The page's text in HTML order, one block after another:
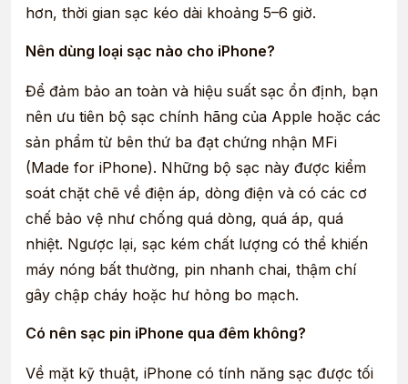
hơn, thời gian sạc kéo dài khoảng 5–6 giờ.
Nên dùng loại sạc nào cho iPhone?
Để đảm bảo an toàn và hiệu suất sạc ổn định, bạn
nên ưu tiên bộ sạc chính hãng của Apple hoặc các
sản phẩm từ bên thứ ba đạt chứng nhận MFi
(Made for iPhone). Những bộ sạc này được kiểm
soát chặt chẽ về điện áp, dòng điện và có các cơ
chế bảo vệ như chống quá dòng, quá áp, quá
nhiệt. Ngược lại, sạc kém chất lượng có thể khiến
máy nóng bất thường, pin nhanh chai, thậm chí
gây chập cháy hoặc hư hỏng bo mạch.
Có nên sạc pin iPhone qua đêm không?
Về mặt kỹ thuật, iPhone có tính năng sạc được tối